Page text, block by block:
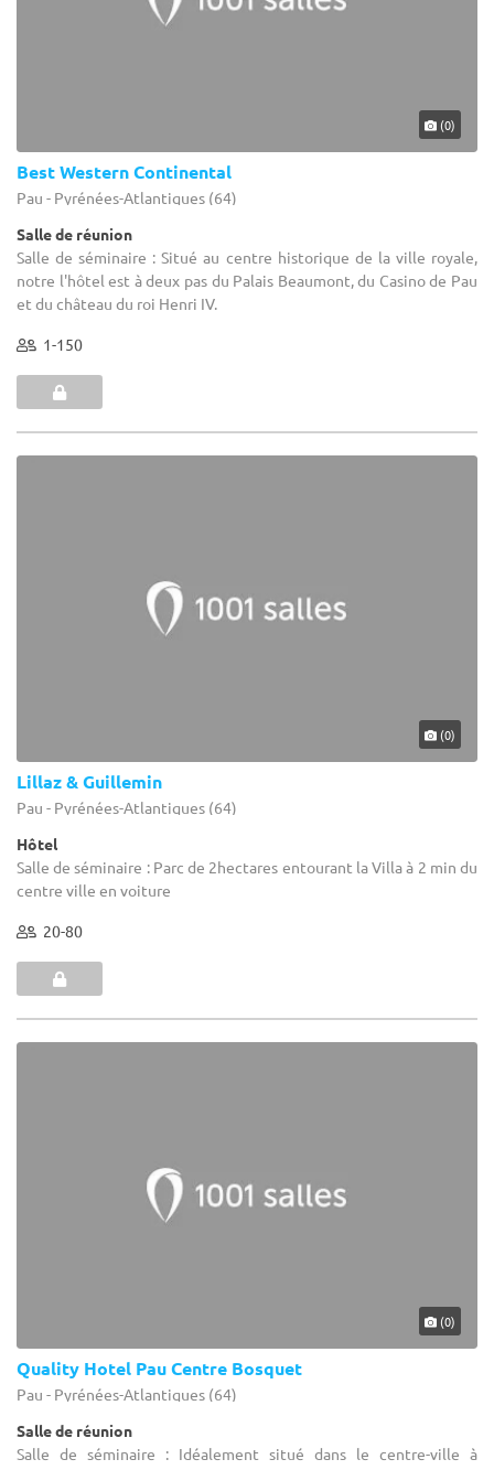
(0)
Best Western Continental
Pau - Pyrénées-Atlantiques (64)
Salle de réunion
Salle de séminaire : Situé au centre historique de la ville royale,
notre l'hôtel est à deux pas du Palais Beaumont, du Casino de Pau
et du château du roi Henri IV.
1-150
(0)
Lillaz & Guillemin
Pau - Pyrénées-Atlantiques (64)
Hôtel
Salle de séminaire : Parc de 2hectares entourant la Villa à 2 min du
centre ville en voiture
20-80
(0)
Quality Hotel Pau Centre Bosquet
Pau - Pyrénées-Atlantiques (64)
Salle de réunion
Salle de séminaire : Idéalement situé dans le centre-ville à